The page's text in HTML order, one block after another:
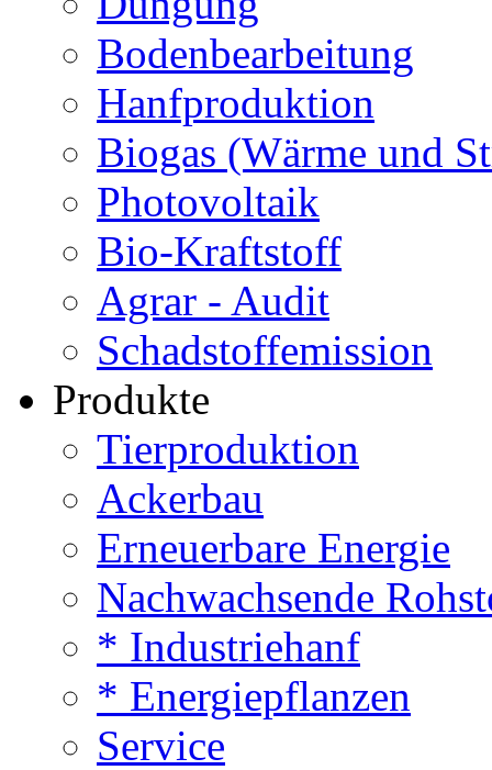
Bodenbearbeitung
Hanfproduktion
Biogas (Wärme und
Photovoltaik
Bio-Kraftstoff
Agrar - Audit
Schadstoffemission
Produkte
Tierproduktion
Ackerbau
Erneuerbare Energie
Nachwachsende
* Industriehanf
* Energiepflanzen
Service